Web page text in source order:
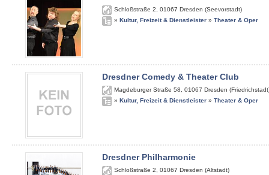
Schloßstraße 2 01067 Dresden (Seevorstadt)
» Kultur, Freizeit & Dienstleister » Theater & Oper
Dresdner Comedy & Theater Club
Magdeburger Straße 58 01067 Dresden
» Kultur, Freizeit & Dienstleister » Theater & Oper
Dresdner Philharmonie
Schloßstraße 2 01067 Dresden (Altstadt)